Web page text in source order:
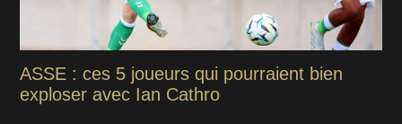
ASSE : ces 5 joueurs qui pourraient bien
exploser avec Ian Cathro